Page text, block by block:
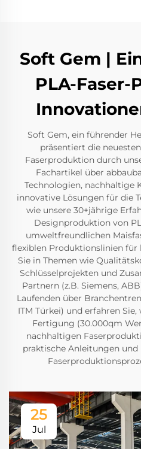
Soft Gem |
PLA-
Soft Gem, ein führender
präsentiert die
Faserproduktion durch
Fachartikel über
Technologien, nachhaltige
innovative Lösungen für die
wie unsere 30+jährige
Designproduktion von
umweltfreundlichen
flexiblen Produktionslinien für
Sie in Themen wie
Schlüsselprojekten und
Partnern (z.B. Siemens,
Laufenden über
ITM Türkei) und erfahren
Fertigung (30.000qm
nachhaltigen
praktische Anleitungen und
25
Jul